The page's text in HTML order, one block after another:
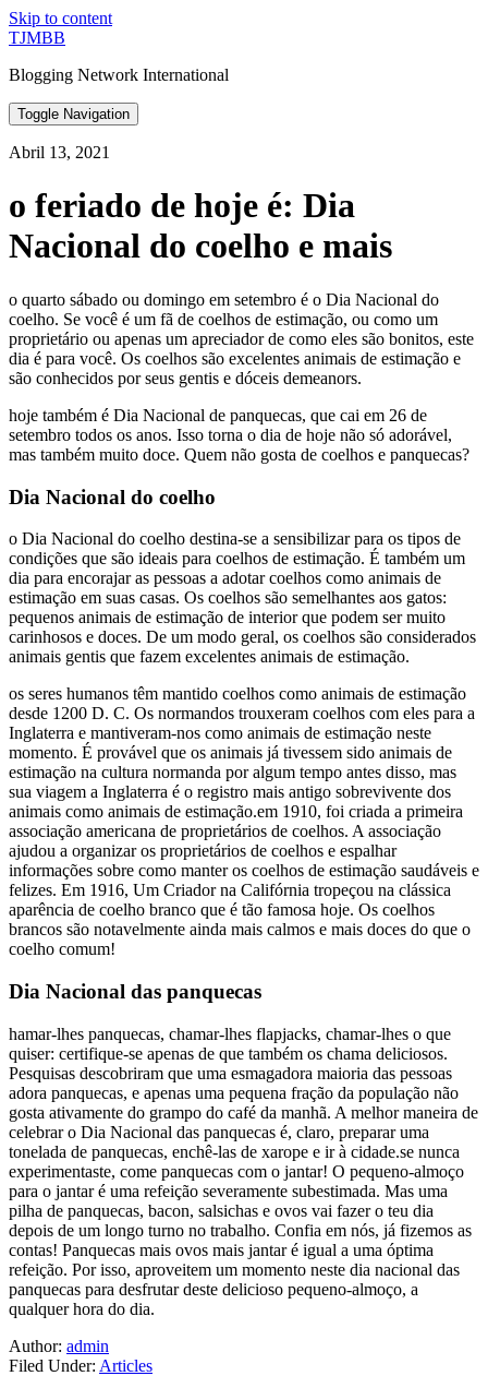
Skip to content
TJMBB
Blogging Network International
Toggle Navigation
Abril 13, 2021
o feriado de hoje é: Dia
Nacional do coelho e mais
o quarto sábado ou domingo em setembro é o Dia Nacional do
coelho. Se você é um fã de coelhos de estimação, ou como um
proprietário ou apenas um apreciador de como eles são bonitos, este
dia é para você. Os coelhos são excelentes animais de estimação e
são conhecidos por seus gentis e dóceis demeanors.
hoje também é Dia Nacional de panquecas, que cai em 26 de
setembro todos os anos. Isso torna o dia de hoje não só adorável,
mas também muito doce. Quem não gosta de coelhos e panquecas?
Dia Nacional do coelho
o Dia Nacional do coelho destina-se a sensibilizar para os tipos de
condições que são ideais para coelhos de estimação. É também um
dia para encorajar as pessoas a adotar coelhos como animais de
estimação em suas casas. Os coelhos são semelhantes aos gatos:
pequenos animais de estimação de interior que podem ser muito
carinhosos e doces. De um modo geral, os coelhos são considerados
animais gentis que fazem excelentes animais de estimação.
os seres humanos têm mantido coelhos como animais de estimação
desde 1200 D. C. Os normandos trouxeram coelhos com eles para a
Inglaterra e mantiveram-nos como animais de estimação neste
momento. É provável que os animais já tivessem sido animais de
estimação na cultura normanda por algum tempo antes disso, mas
sua viagem a Inglaterra é o registro mais antigo sobrevivente dos
animais como animais de estimação.em 1910, foi criada a primeira
associação americana de proprietários de coelhos. A associação
ajudou a organizar os proprietários de coelhos e espalhar
informações sobre como manter os coelhos de estimação saudáveis e
felizes. Em 1916, Um Criador na Califórnia tropeçou na clássica
aparência de coelho branco que é tão famosa hoje. Os coelhos
brancos são notavelmente ainda mais calmos e mais doces do que o
coelho comum!
Dia Nacional das panquecas
hamar-lhes panquecas, chamar-lhes flapjacks, chamar-lhes o que
quiser: certifique-se apenas de que também os chama deliciosos.
Pesquisas descobriram que uma esmagadora maioria das pessoas
adora panquecas, e apenas uma pequena fração da população não
gosta ativamente do grampo do café da manhã. A melhor maneira de
celebrar o Dia Nacional das panquecas é, claro, preparar uma
tonelada de panquecas, enchê-las de xarope e ir à cidade.se nunca
experimentaste, come panquecas com o jantar! O pequeno-almoço
para o jantar é uma refeição severamente subestimada. Mas uma
pilha de panquecas, bacon, salsichas e ovos vai fazer o teu dia
depois de um longo turno no trabalho. Confia em nós, já fizemos as
contas! Panquecas mais ovos mais jantar é igual a uma óptima
refeição. Por isso, aproveitem um momento neste dia nacional das
panquecas para desfrutar deste delicioso pequeno-almoço, a
qualquer hora do dia.
Author: admin
Filed Under: Articles